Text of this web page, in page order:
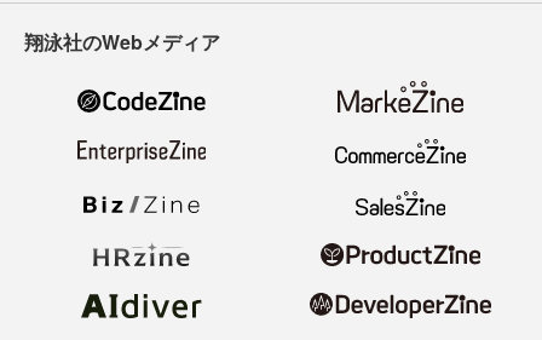
翔泳社のWebメディア